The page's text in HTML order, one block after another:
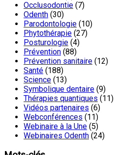
Occlusodontie (7)
Odenth (30)
Parodontologie (10)
Phytothérapie (27)
Posturologie (4)
Prévention (88)
Prévention sanitaire (12)
Santé (188)
Science (13)
Symbolique dentaire (9)
Thérapies quantiques (11)
Vidéos partenaires (6)
Webconférences (11)
Webinaire à la Une (5)
Webinaires Odenth (24)